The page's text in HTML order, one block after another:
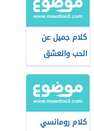
كلام جميل عن
الحب والعشق
كلام رومانسي